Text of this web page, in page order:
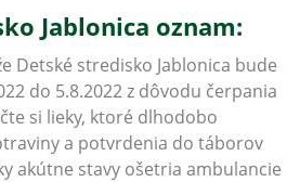
Jablonica oznam:
Detské stredisko Jablonica bude
do 5.8.2022 z dôvodu čerpania
si lieky, ktoré dlhodobo
a potvrdenia do táborov
akútne stavy ošetria ambulancie